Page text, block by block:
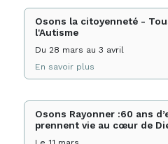
Osons la citoyenneté -
l'Autisme
Du 28 mars au 3 avril
En savoir plus
Osons Rayonner :60 ans
prennent vie au cœur de